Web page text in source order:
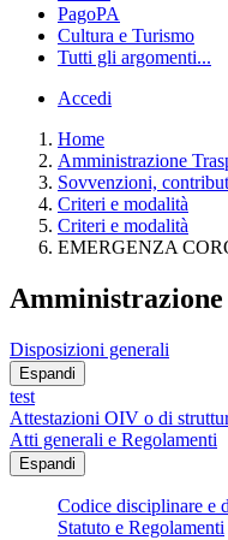
PagoPA
Cultura e Turismo
Tutti gli argomenti...
Accedi
Home
Amministrazione
Sovvenzioni,
Criteri e modalità
Criteri e modalità
EMERGENZA
Disposizioni generali
Espandi
test
Attestazioni OIV o di
Atti generali e Regolamenti
Espandi
Codice disciplinare e
Statuto e Regolamenti